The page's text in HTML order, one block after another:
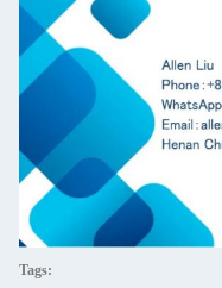
Tags: